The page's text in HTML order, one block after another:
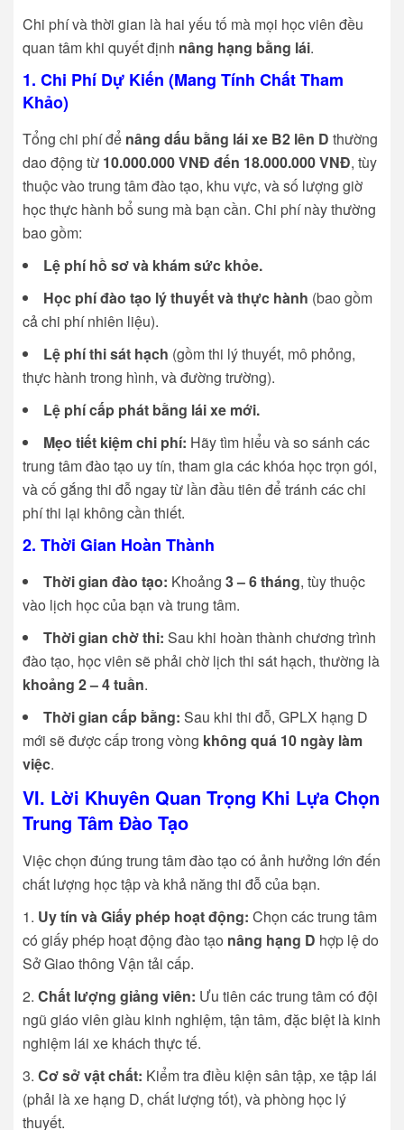
Chi phí và thời gian là hai yếu tố mà mọi học viên đều
quan tâm khi quyết định nâng hạng bằng lái.
1. Chi Phí Dự Kiến (Mang Tính Chất Tham
Khảo)
Tổng chi phí để nâng dấu bằng lái xe B2 lên D thường
dao động từ 10.000.000 VNĐ đến 18.000.000 VNĐ, tùy
thuộc vào trung tâm đào tạo, khu vực, và số lượng giờ
học thực hành bổ sung mà bạn cần. Chi phí này thường
bao gồm:
Lệ phí hồ sơ và khám sức khỏe.
Học phí đào tạo lý thuyết và thực hành (bao gồm
cả chi phí nhiên liệu).
Lệ phí thi sát hạch (gồm thi lý thuyết, mô phỏng,
thực hành trong hình, và đường trường).
Lệ phí cấp phát bằng lái xe mới.
Mẹo tiết kiệm chi phí: Hãy tìm hiểu và so sánh các
trung tâm đào tạo uy tín, tham gia các khóa học trọn gói,
và cố gắng thi đỗ ngay từ lần đầu tiên để tránh các chi
phí thi lại không cần thiết.
2. Thời Gian Hoàn Thành
Thời gian đào tạo: Khoảng 3 – 6 tháng, tùy thuộc
vào lịch học của bạn và trung tâm.
Thời gian chờ thi: Sau khi hoàn thành chương trình
đào tạo, học viên sẽ phải chờ lịch thi sát hạch, thường là
khoảng 2 – 4 tuần.
Thời gian cấp bằng: Sau khi thi đỗ, GPLX hạng D
mới sẽ được cấp trong vòng không quá 10 ngày làm
việc.
VI. Lời Khuyên Quan Trọng Khi Lựa Chọn
Trung Tâm Đào Tạo
Việc chọn đúng trung tâm đào tạo có ảnh hưởng lớn đến
chất lượng học tập và khả năng thi đỗ của bạn.
Uy tín và Giấy phép hoạt động: Chọn các trung tâm
có giấy phép hoạt động đào tạo nâng hạng D hợp lệ do
Sở Giao thông Vận tải cấp.
Chất lượng giảng viên: Ưu tiên các trung tâm có đội
ngũ giáo viên giàu kinh nghiệm, tận tâm, đặc biệt là kinh
nghiệm lái xe khách thực tế.
Cơ sở vật chất: Kiểm tra điều kiện sân tập, xe tập lái
(phải là xe hạng D, chất lượng tốt), và phòng học lý
thuyết.